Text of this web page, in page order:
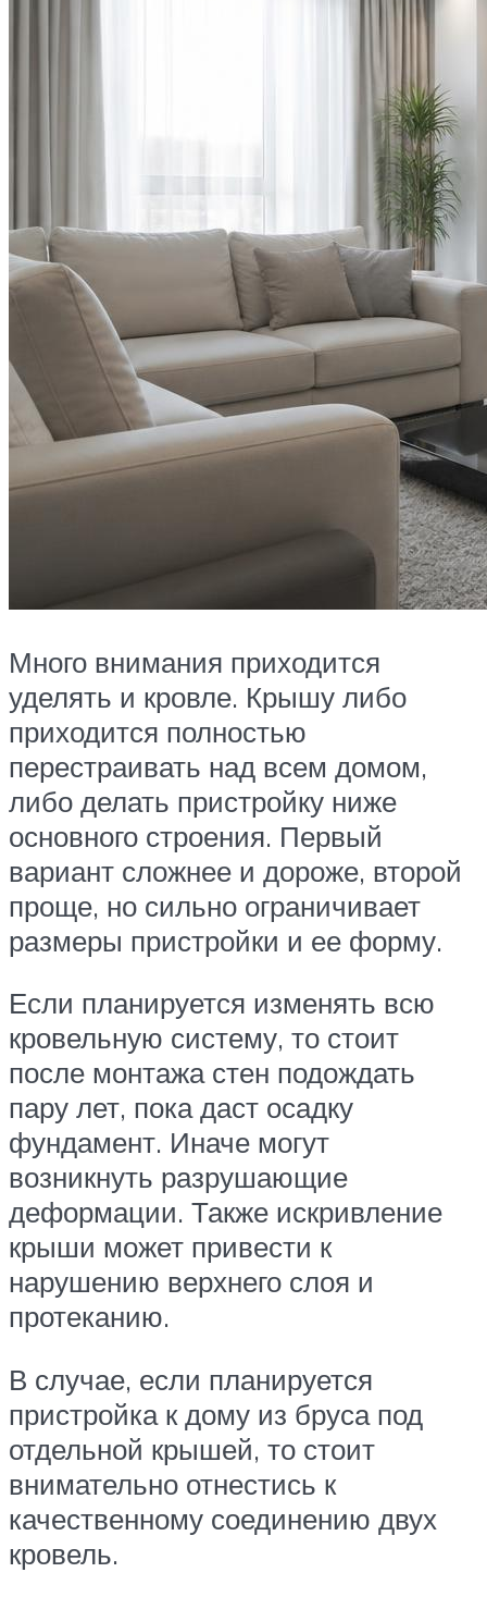
Много внимания приходится
уделять и кровле. Крышу либо
приходится полностью
перестраивать над всем домом,
либо делать пристройку ниже
основного строения. Первый
вариант сложнее и дороже, второй
проще, но сильно ограничивает
размеры пристройки и ее форму.
Если планируется изменять всю
кровельную систему, то стоит
после монтажа стен подождать
пару лет, пока даст осадку
фундамент. Иначе могут
возникнуть разрушающие
деформации. Также искривление
крыши может привести к
нарушению верхнего слоя и
протеканию.
В случае, если планируется
пристройка к дому из бруса под
отдельной крышей, то стоит
внимательно отнестись к
качественному соединению двух
кровель.